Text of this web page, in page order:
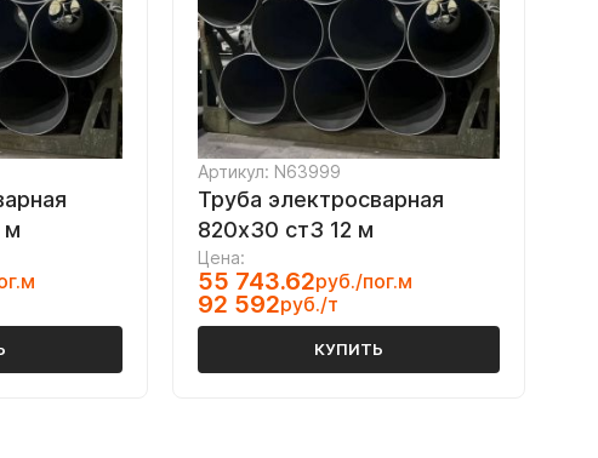
м
Артикул: N63999
Труба электросварная
820х30 ст3 12 м
Цена:
55 743.62руб./пог.м
92 592руб./т
КУПИТЬ